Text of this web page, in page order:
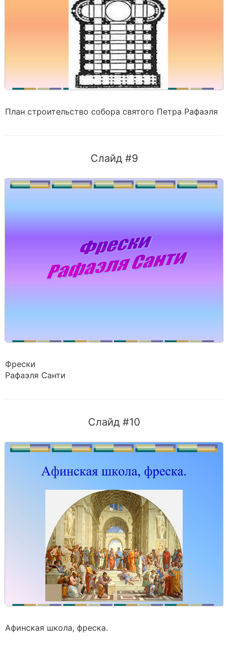
План строительство собора святого Петра Рафаэля
Слайд #9
Фрески
Рафаэля Санти
Слайд #10
Афинская школа, фреска.